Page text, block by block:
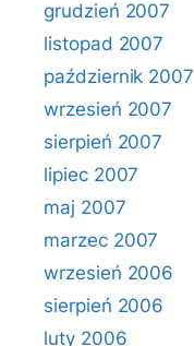
grudzień 2007
listopad 2007
październik 2007
wrzesień 2007
sierpień 2007
lipiec 2007
maj 2007
marzec 2007
wrzesień 2006
sierpień 2006
luty 2006